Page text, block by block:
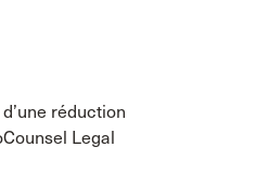
réduction
Legal